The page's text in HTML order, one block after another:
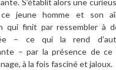
S’établit alors une
jeune homme et son
qui finit par ressembler à
– ce qui la rend
– par la présence de ce
à la fois fasciné et jaloux.